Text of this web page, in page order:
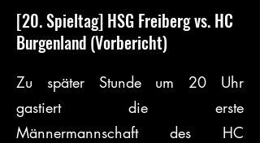
[20. Spieltag] HSG Freiberg vs. HC
Burgenland (Vorbericht)
Zu später Stunde um 20 Uhr
gastiert die erste
Männermannschaft des HC